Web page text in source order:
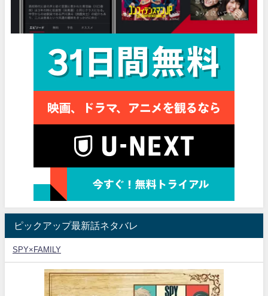
ピックアップ最新話ネタバレ
SPY×FAMILY